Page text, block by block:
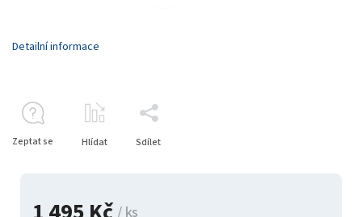
/ ks
Detailní informace
Zeptat se Hlídat Sdílet